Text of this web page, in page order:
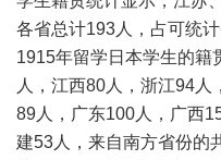
各省总计193人，占可统
1915年留学日本学生的籍
人，江西80人，浙江94人
89人，广东100人，广西
建53人，来自南方省份的